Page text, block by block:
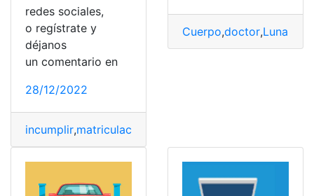
redes sociales,
o regístrate y
déjanos
un comentario en
28/12/2022
incumplir,matriculación
Cuerpo,doctor,Lunar